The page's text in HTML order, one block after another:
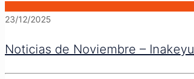
23/12/2025
Noticias de Noviembre – Inakeyu